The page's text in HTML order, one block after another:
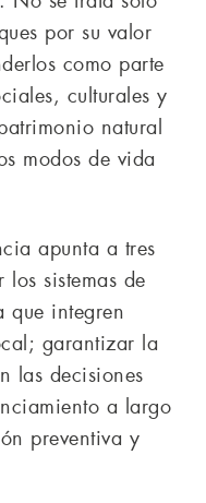
por su valor
como parte
culturales y
natural
modos de vida
apunta a tres
sistemas de
que integren
garantizar la
las decisiones
a largo
preventiva y